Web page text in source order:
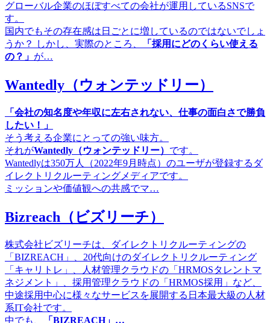
グローバル企業のほぼすべての会社が運用しているSNSで
す。
国内でもその存在感は日ごとに増しているのではないでしょ
うか？ しかし、実際のところ、
「採用にどのくらい使える
の？」 が…
Wantedly（ウォンテッドリー）
「会社の知名度や年収に左右されない、仕事の面白さで勝負
したい！」
そう考える企業にとっての強い味方。
それがWantedly（ウォンテッドリー） です。
Wantedlyは350万人（2022年9月時点）のユーザが登録するダ
イレクトリクルーティングメディアです。
ミッションや価値観への共感でマ…
Bizreach（ビズリーチ）
株式会社ビズリーチは、ダイレクトリクルーティングの
「BIZREACH」、20代向けのダイレクトリクルーティング
「キャリトレ」、人材管理クラウドの「HRMOSタレントマ
ネジメント」、採用管理クラウドの「HRMOS採用」など、
中途採用中心に様々なサービスを展開する日本最大級の人材
系IT会社です。
中でも、
「BIZREACH」…